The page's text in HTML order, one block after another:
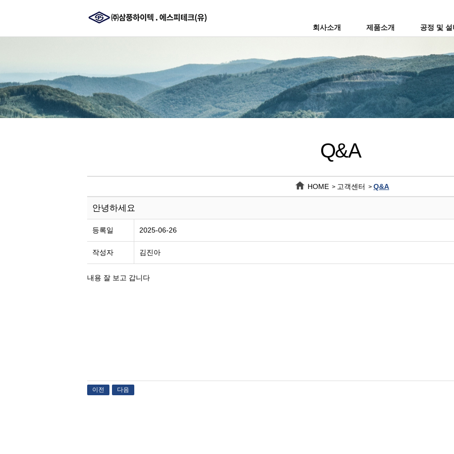
회사소개 제품소개 공정 및
Q&A
HOME > 고객센터 > Q&A
안녕하세요
등록일 2025-06-26
작성자 김진아
내용 잘 보고 갑니다
이전 다음